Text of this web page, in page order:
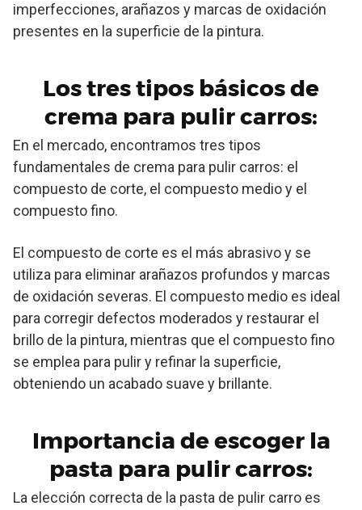
imperfecciones, arañazos y marcas de oxidación
presentes en la superficie de la pintura.
Los tres tipos básicos de
crema para pulir carros:
En el mercado, encontramos tres tipos
fundamentales de crema para pulir carros: el
compuesto de corte, el compuesto medio y el
compuesto fino.
El compuesto de corte es el más abrasivo y se
utiliza para eliminar arañazos profundos y marcas
de oxidación severas. El compuesto medio es ideal
para corregir defectos moderados y restaurar el
brillo de la pintura, mientras que el compuesto fino
se emplea para pulir y refinar la superficie,
obteniendo un acabado suave y brillante.
Importancia de escoger la
pasta para pulir carros:
La elección correcta de la pasta de pulir carro es